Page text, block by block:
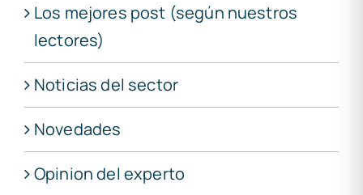
Los mejores post (según nuestros
lectores)
Noticias del sector
Novedades
Opinion del experto